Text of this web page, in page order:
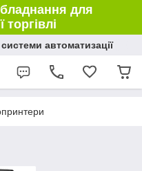
для
торгівлі
автоматизації